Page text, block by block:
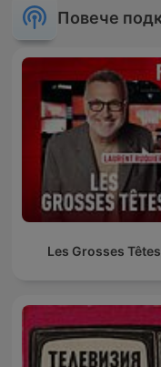
Повече
Les Grosses Têtes